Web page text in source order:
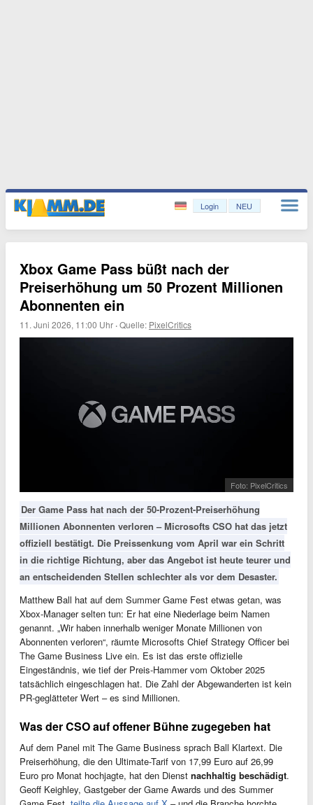
Login NEU
Xbox Game Pass büßt nach der
Preiserhöhung um 50 Prozent Millionen
Abonnenten ein
11. Juni 2026, 11:00 Uhr ·Quelle: PixelCritics
Foto: PixelCritics
Der Game Pass hat nach der 50-Prozent-Preiserhöhung
Millionen Abonnenten verloren – Microsofts CSO hat das jetzt
offiziell bestätigt. Die Preissenkung vom April war ein Schritt
in die richtige Richtung, aber das Angebot ist heute teurer und
an entscheidenden Stellen schlechter als vor dem Desaster.
Matthew Ball hat auf dem Summer Game Fest etwas getan, was
Xbox-Manager selten tun: Er hat eine Niederlage beim Namen
genannt. „Wir haben innerhalb weniger Monate Millionen von
Abonnenten verloren“, räumte Microsofts Chief Strategy Officer bei
The Game Business Live ein. Es ist das erste offizielle
Eingeständnis, wie tief der Preis-Hammer vom Oktober 2025
tatsächlich eingeschlagen hat. Die Zahl der Abgewanderten ist kein
PR-geglätteter Wert – es sind Millionen.
Was der CSO auf offener Bühne zugegeben hat
Auf dem Panel mit The Game Business sprach Ball Klartext. Die
Preiserhöhung, die den Ultimate-Tarif von 17,99 Euro auf 26,99
Euro pro Monat hochjagte, hat den Dienst nachhaltig beschädigt.
Geoff Keighley, Gastgeber der Game Awards und des Summer